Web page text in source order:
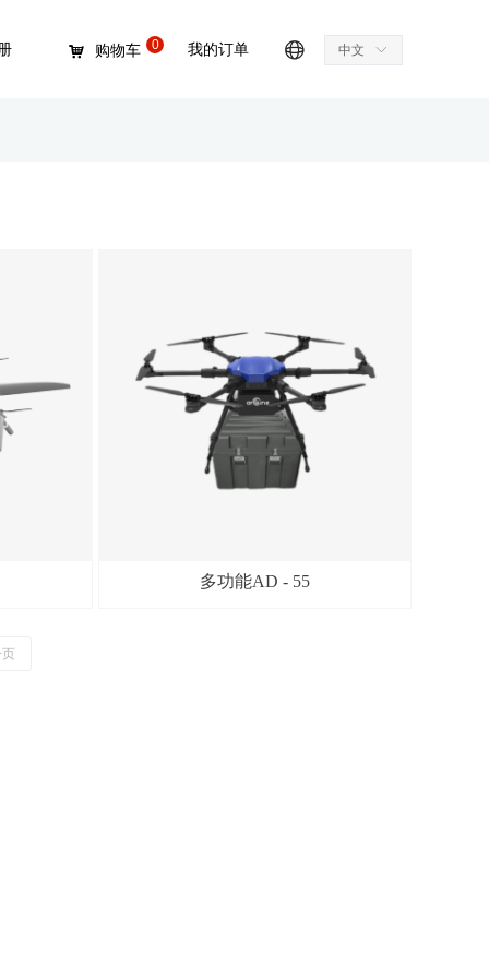
낙 购物车 0 ꀅ
中文
我的订单
多功能AD - 55